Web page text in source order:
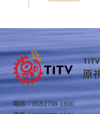
TITV
原
電話：(02)2788-1600